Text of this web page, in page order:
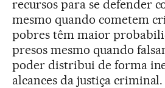
recursos para se defender
mesmo quando cometem
pobres têm maior
presos mesmo quando
poder distribui de forma
alcances da justiça criminal.